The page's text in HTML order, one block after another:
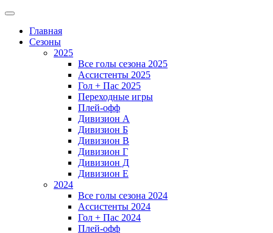
Главная
Сезоны
2025
Все голы сезона 2025
Ассистенты 2025
Гол + Пас 2025
Переходные игры
Плей-офф
Дивизион A
Дивизион Б
Дивизион В
Дивизион Г
Дивизион Д
Дивизион Е
2024
Все голы сезона 2024
Ассистенты 2024
Гол + Пас 2024
Плей-офф